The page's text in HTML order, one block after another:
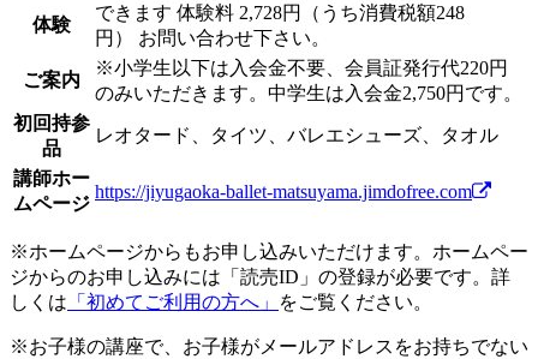
体験
できます 体験料 2,728円（うち消費税額248
円） お問い合わせ下さい。
ご案内
※小学生以下は入会金不要、会員証発行代220円
のみいただきます。中学生は入会金2,750円です。
初回持参
品
レオタード、タイツ、バレエシューズ、タオル
講師ホー
ムページ
https://jiyugaoka-ballet-matsuyama.jimdofree.com
※ホームページからもお申し込みいただけます。ホームペー
ジからのお申し込みには「読売ID」の登録が必要です。詳
しくは 「初めてご利用の方へ」 をご覧ください。
※お子様の講座で、お子様がメールアドレスをお持ちでない